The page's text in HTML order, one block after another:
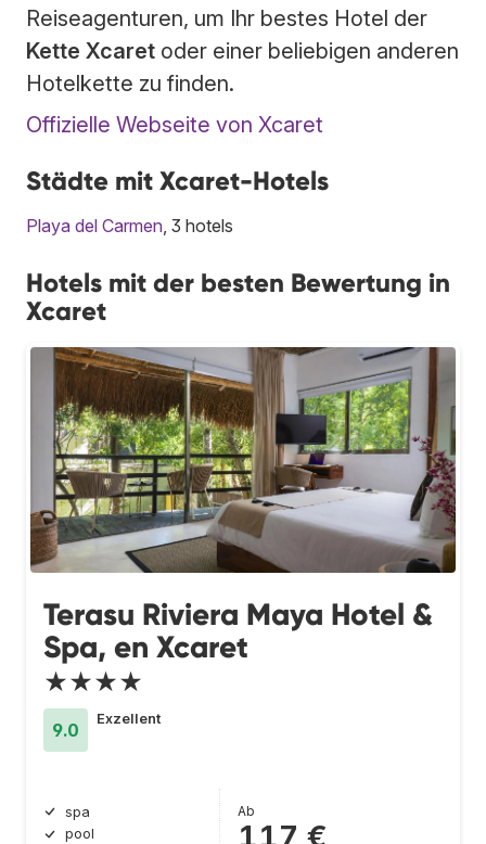
Reiseagenturen, um Ihr bestes Hotel der
Kette Xcaret oder einer beliebigen anderen
Hotelkette zu finden.
Offizielle Webseite von Xcaret
Städte mit Xcaret-Hotels
Playa del Carmen , 3 hotels
Hotels mit der besten Bewertung in
Xcaret
Terasu Riviera Maya Hotel &
Spa, en Xcaret
★★★★
9.0
Exzellent
spa
pool
Ab
117 €